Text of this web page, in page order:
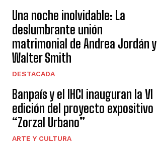
Una noche inolvidable: La
deslumbrante unión
matrimonial de Andrea Jordán y
Walter Smith
DESTACADA
Banpaís y el IHCI inauguran la VI
edición del proyecto expositivo
“Zorzal Urbano”
ARTE Y CULTURA